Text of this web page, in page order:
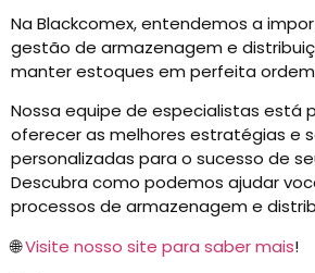
Na Blackcomex, entendemos a
gestão de armazenagem e
manter estoques em perfeita
Nossa equipe de especialistas está
oferecer as melhores estratégias e
personalizadas para o sucesso de
Descubra como podemos ajudar
processos de armazenagem e
🌐Visite nosso site para saber mais!